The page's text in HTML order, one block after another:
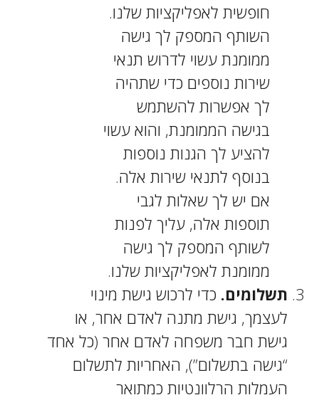
חופשית לאפליקציות שלנו.
השותף המספק לך גישה
ממומנת עשוי לדרוש תנאי
שירות נוספים כדי שתהיה
לך אפשרות להשתמש
בגישה הממומנת, והוא עשוי
להציע לך הגנות נוספות
בנוסף לתנאי שירות אלה.
אם יש לך שאלות לגבי
תוספות אלה, עליך לפנות
לשותף המספק לך גישה
ממומנת לאפליקציות שלנו.
תשלומים. כדי לרכוש גישת מינוי
לעצמך, גישת מתנה לאדם אחר, או
גישת חבר משפחה לאדם אחר (כל אחד
“גישה בתשלום”), האחריות לתשלום
העמלות הרלוונטיות כמתואר